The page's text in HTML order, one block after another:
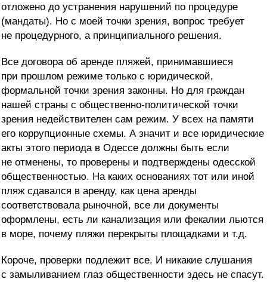
отложено до устранения нарушений по процедуре
(мандаты). Но с моей точки зрения, вопрос требует
не процедурного, а принципиального решения.
Все договора об аренде пляжей, принимавшиеся
при прошлом режиме только с юридической,
формальной точки зрения законны. Но для граждан
нашей страны с общественно-политической точки
зрения недействителен сам режим. У всех на памяти
его коррупционные схемы. А значит и все юридические
акты этого периода в Одессе должны быть если
не отменены, то проверены и подтверждены одесской
общественностью. На каких основаниях тот или иной
пляж сдавался в аренду, как цена аренды
соответствовала рыночной, все ли документы
оформлены, есть ли канализация или фекалии льются
в море, почему пляжи перекрыты площадками и т.д.
Короче, проверки подлежит все. И никакие слушания
с замыливанием глаз общественности здесь не спасут.